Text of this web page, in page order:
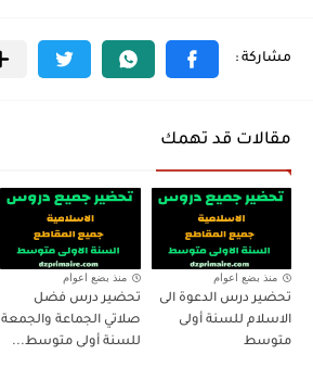
مقالات قد تهمك
منذ بضع اعوام
تحضير درس الدعوة الى
الاسلام للسنة أولى
متوسط
منذ بضع اعوام
تحضير درس فضل
صلاتي الجماعة والجمعة
للسنة أولى متوسط...